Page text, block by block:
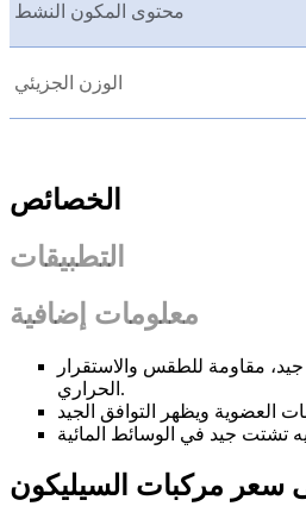
محتوى المكون النشط
الوزن الجزيئي
الخصائص
التطبيقات
معلومات إضافية
جيد، مقاومة للطقس والاستقرار
الحراري.
سعر مركبات السيليكون